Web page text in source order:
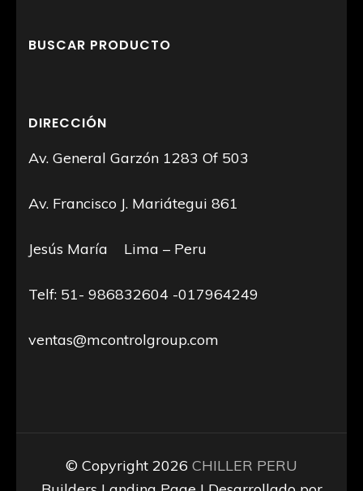
BUSCAR PRODUCTO
DIRECCIÓN
Av. General Garzón 1283 Of 503
Av. Francisco J. Mariátegui 861
Jesús María Lima – Peru
Telf: 51- 986832604 -017964249
ventas@mcontrolgroup.com
© Copyright 2026 CHILLER PERU